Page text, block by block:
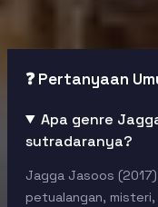
❓ Pertanyaan
Apa genre
sutradaranya?
Jagga Jasoos
petualangan, misteri,